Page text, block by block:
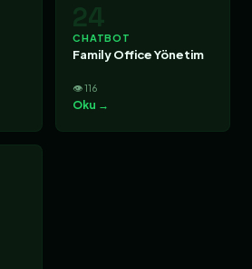
24
CHATBOT
Family Office Yönetim
👁 116
Oku →